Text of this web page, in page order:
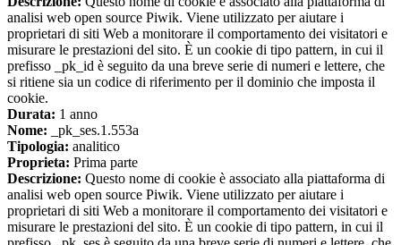
analisi web open source Piwik. Viene utilizzato per aiutare i
proprietari di siti Web a monitorare il comportamento dei visitatori e
misurare le prestazioni del sito. È un cookie di tipo pattern, in cui il
prefisso _pk_id è seguito da una breve serie di numeri e lettere, che
si ritiene sia un codice di riferimento per il dominio che imposta il
cookie.
Durata: 1 anno
Nome: _pk_ses.1.553a
Tipologia: analitico
Proprieta: Prima parte
Descrizione: Questo nome di cookie è associato alla piattaforma di
analisi web open source Piwik. Viene utilizzato per aiutare i
proprietari di siti Web a monitorare il comportamento dei visitatori e
misurare le prestazioni del sito. È un cookie di tipo pattern, in cui il